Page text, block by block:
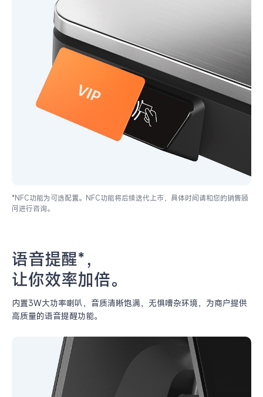
*NFC功能为可选配置。 NFC功能将后续迭代上市，具体时间请和您的销售顾
问进行咨询。
语音提醒*，
让你效率加倍。
内置3W大功率喇叭，音质清晰饱满，无惧嘈杂环境， 为商户提供
高质量的语音提醒功能。